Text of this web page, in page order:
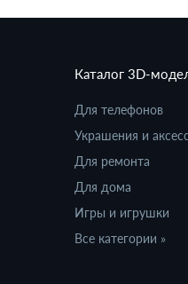
Каталог 3D-
Для телефонов
Украшения и
Для ремонта
Для дома
Игры и игрушки
Все категории »